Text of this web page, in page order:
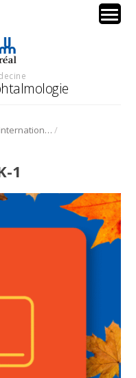
1er Symposium international en médecine régénérative de la cornée /
1